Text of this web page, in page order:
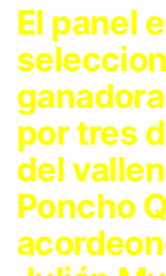
El panel
por tres
del
Poncho